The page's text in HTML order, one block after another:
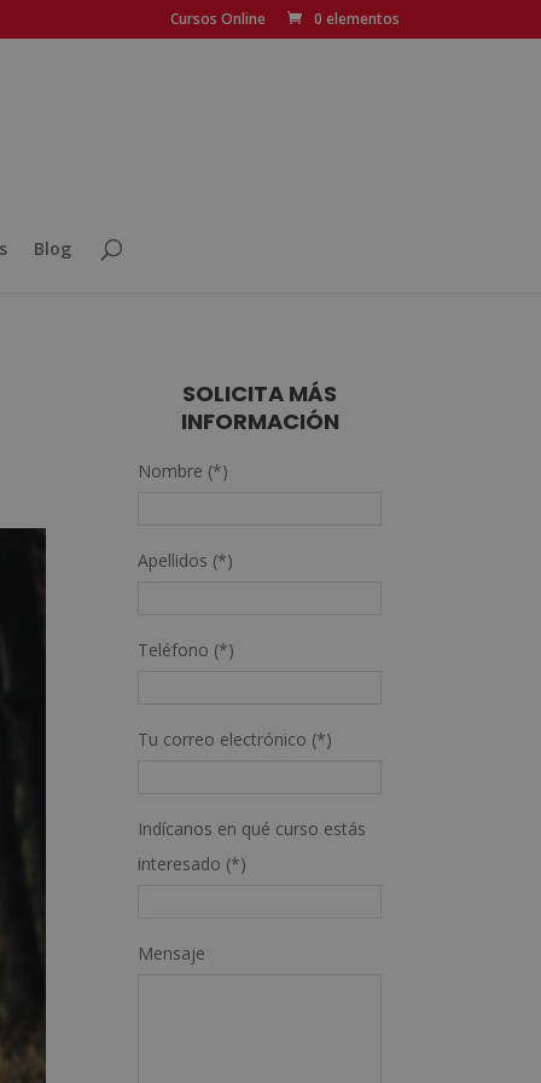
Cursos Online 0 elementos
Blog
SOLICITA MÁS
INFORMACIÓN
Nombre (*)
Apellidos (*)
Teléfono (*)
Tu correo electrónico (*)
Indícanos en qué curso estás
interesado (*)
Mensaje